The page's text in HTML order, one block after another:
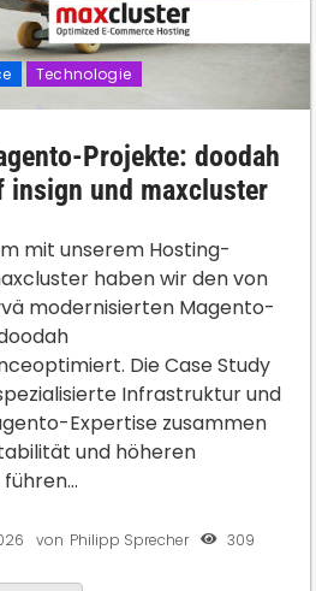
Technologie
Projekte: doodah
insign und maxcluster
von Philipp Sprecher 309
mit unserem Hosting-
haben wir den von
modernisierten Magento-
Die Case Study
Infrastruktur und
Expertise zusammen
und höheren